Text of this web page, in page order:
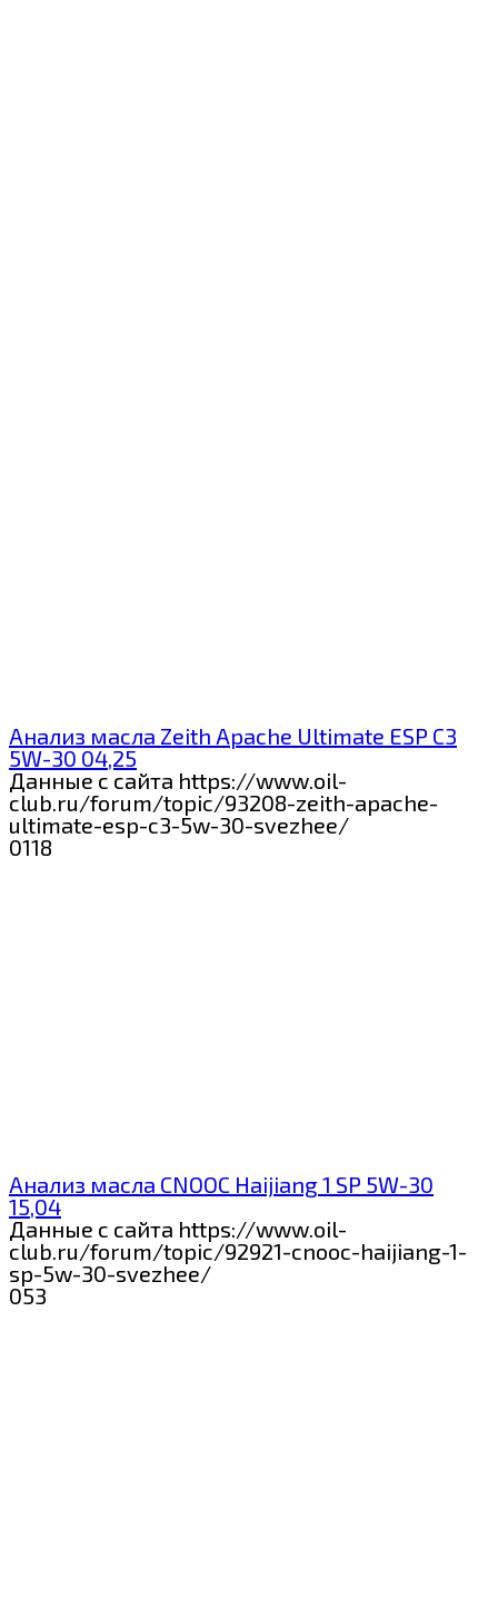
Анализ масла Zeith Apache Ultimate ESP C3
5W-30 04,25
Данные с сайта https://www.oil-
club.ru/forum/topic/93208-zeith-apache-
ultimate-esp-c3-5w-30-svezhee/
0118
Анализ масла CNOOC Haijiang 1 SP 5W-30
15,04
Данные с сайта https://www.oil-
club.ru/forum/topic/92921-cnooc-haijiang-1-
sp-5w-30-svezhee/
053